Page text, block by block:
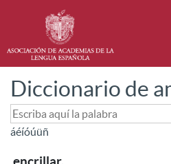
Diccionario de
áéíóúüñ